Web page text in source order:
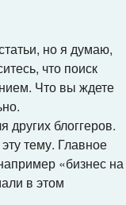
но я думаю,
что поиск
Что вы ждете
других блоггеров.
тему. Главное
«бизнес на
в этом